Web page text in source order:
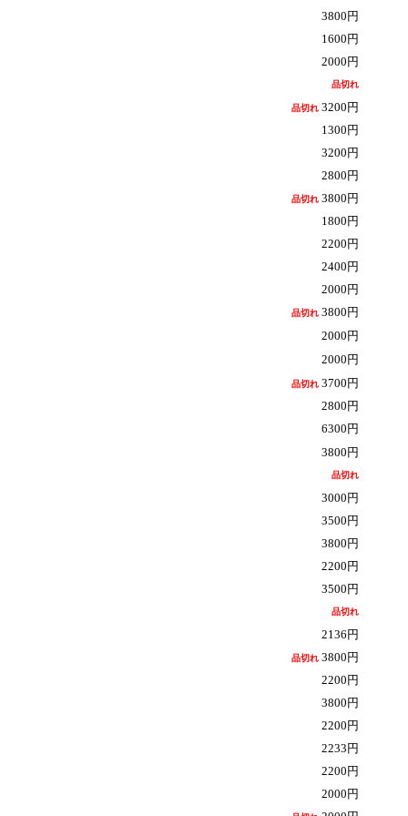
3800円
1600円
2000円
品切れ
品切れ3200円
1300円
3200円
2800円
品切れ3800円
1800円
2200円
2400円
2000円
品切れ3800円
2000円
2000円
品切れ3700円
2800円
6300円
3800円
品切れ
3000円
3500円
3800円
2200円
3500円
品切れ
2136円
品切れ3800円
2200円
3800 円
2200円
2233円
2200円
2000円